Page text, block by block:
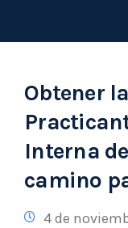
Obtener
Interna
camino
4 de